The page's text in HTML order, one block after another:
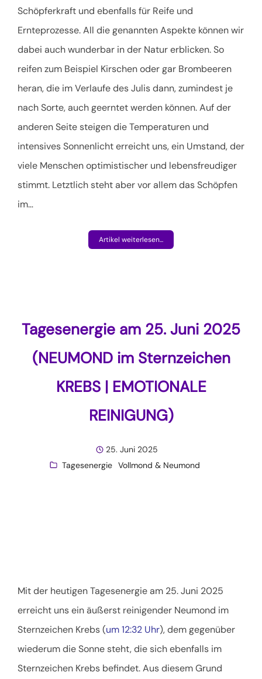
Schöpferkraft und ebenfalls für Reife und
Ernteprozesse. All die genannten Aspekte können wir
dabei auch wunderbar in der Natur erblicken. So
reifen zum Beispiel Kirschen oder gar Brombeeren
heran, die im Verlaufe des Julis dann, zumindest je
nach Sorte, auch geerntet werden können. Auf der
anderen Seite steigen die Temperaturen und
intensives Sonnenlicht erreicht uns, ein Umstand, der
viele Menschen optimistischer und lebensfreudiger
stimmt. Letztlich steht aber vor allem das Schöpfen
im…
Artikel weiterlesen...
Tagesenergie am 25. Juni 2025
(NEUMOND im Sternzeichen
KREBS | EMOTIONALE
REINIGUNG)
25. Juni 2025
Tagesenergie Vollmond & Neumond
Mit der heutigen Tagesenergie am 25. Juni 2025
erreicht uns ein äußerst reinigender Neumond im
Sternzeichen Krebs (um 12:32 Uhr), dem gegenüber
wiederum die Sonne steht, die sich ebenfalls im
Sternzeichen Krebs befindet. Aus diesem Grund